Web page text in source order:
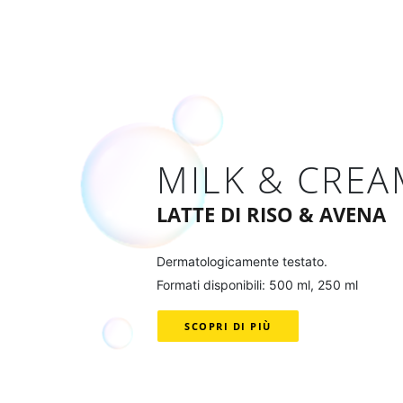
MILK &
LATTE DI RISO & AVENA
Dermatologicamente testato.
Formati disponibili: 500 ml, 250 ml
SCOPRI DI PIÙ